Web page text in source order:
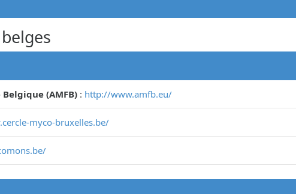
(AMFB) : http://www.amfb.eu/
myco-bruxelles.be/